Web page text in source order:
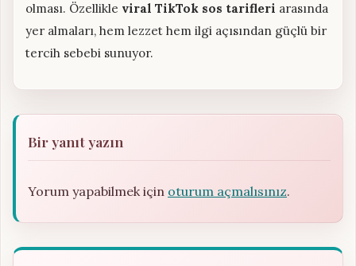
olması. Özellikle viral TikTok sos tarifleri arasında
yer almaları, hem lezzet hem ilgi açısından güçlü bir
tercih sebebi sunuyor.
Bir yanıt yazın
Yorum yapabilmek için oturum açmalısınız.